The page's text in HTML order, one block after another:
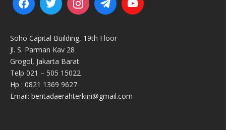
Soho Capital Building, 19th Floor
Jl. S. Parman Kav 28
Grogol, Jakarta Barat
Telp 021 – 505 15022
Hp : 0821 1369 9627
Email: beritadaerahterkini@gmail.com